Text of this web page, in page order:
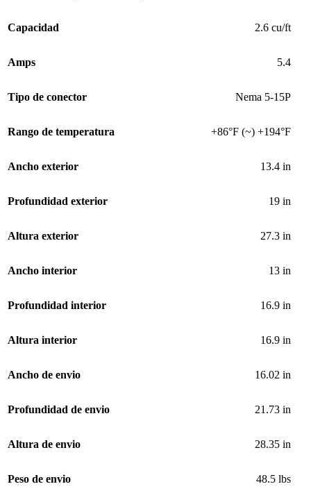
Capacidad 2.6 cu/ft
Amps 5.4
Tipo de conector Nema 5-15P
Rango de temperatura +86°F (~) +194°F
Ancho exterior 13.4 in
Profundidad exterior 19 in
Altura exterior 27.3 in
Ancho interior 13 in
Profundidad interior 16.9 in
Altura interior 16.9 in
Ancho de envio 16.02 in
Profundidad de envio 21.73 in
Altura de envio 28.35 in
Peso de envio 48.5 lbs